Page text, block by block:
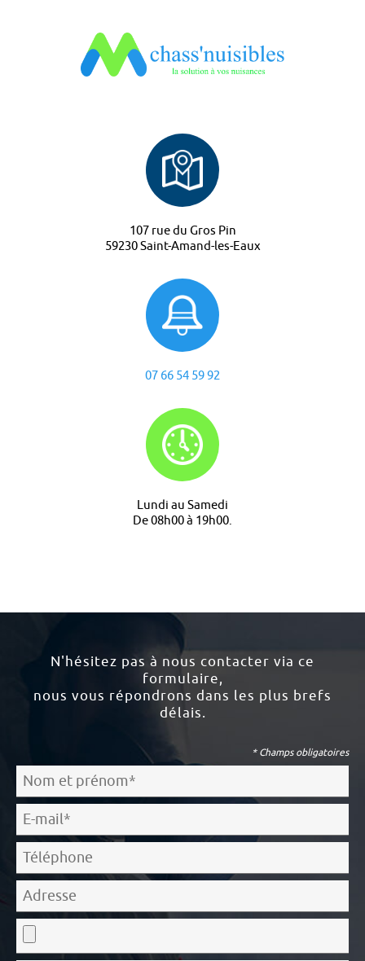
107 rue du Gros Pin
59230 Saint-Amand-les-Eaux
07 66 54 59 92
Lundi au Samedi
De 08h00 à 19h00.
N'hésitez pas à nous contacter via ce
formulaire,
nous vous répondrons dans les plus brefs
délais.
* Champs obligatoires